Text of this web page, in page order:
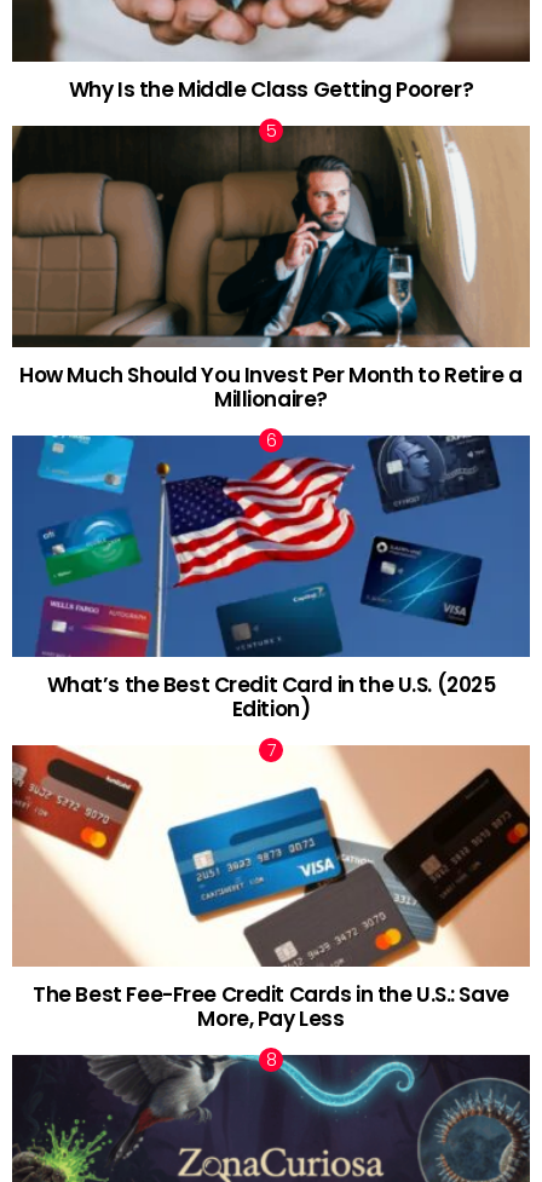
Why Is the Middle Class Getting Poorer?
How Much Should You Invest Per Month to Retire a
Millionaire?
What’s the Best Credit Card in the U.S. (2025
Edition)
The Best Fee-Free Credit Cards in the U.S.: Save
More, Pay Less